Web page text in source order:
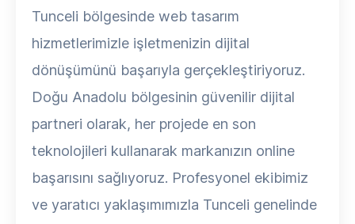
Tunceli bölgesinde web tasarım
hizmetlerimizle işletmenizin dijital
dönüşümünü başarıyla gerçekleştiriyoruz.
Doğu Anadolu bölgesinin güvenilir dijital
partneri olarak, her projede en son
teknolojileri kullanarak markanızın online
başarısını sağlıyoruz. Profesyonel ekibimiz
ve yaratıcı yaklaşımımızla Tunceli genelinde